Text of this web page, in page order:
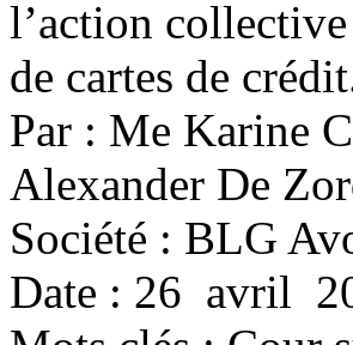
l’action
de cartes de
Par : Me Karine
Alexander De
Société : BLG
Date : 26 avril